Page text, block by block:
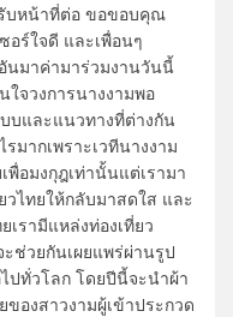
บหน้าที่ต่อ ขอขอบคุณ
อร์ใจดี และเพื่อนๆ
นมาค่ามาร่วมงานวันนี้
ใจวงการนางงามพอ
บและแนวทางที่ต่างกัน
มากเพราะเวทีนางงาม
พื่อมงกุฎเท่านั้นแต่เรามา
วไทยให้กลับมาสดใส และ
เรามีแหล่งท่องเที่ยว
ช่วยกันเผยแพร่ผ่านรูป
ปทั่วโลก โดยปีนี้จะนำผ้า
ของสาวงามผู้เข้าประกวด